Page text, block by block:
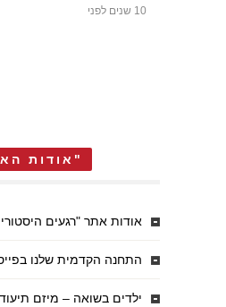
10 שנים לפני
"אודות
אודות אתר "רגעים
התחנה הקדמית שלנו
ילדים בשואה – מיזם תיעוד